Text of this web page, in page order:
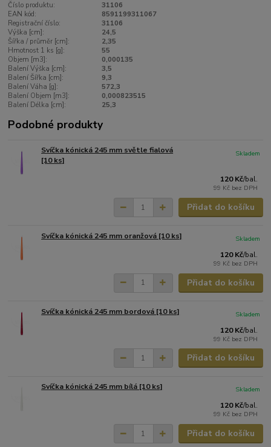
Číslo produktu:
31106
EAN kód:
8591199311067
Registrační číslo:
31106
Výška [cm]:
24,5
Šířka / průměr [cm]:
2,35
Hmotnost 1 ks [g]:
55
Objem [m3]:
0,000135
Balení Výška [cm]:
3,5
Balení Šířka [cm]:
9,3
Balení Váha [g]:
572,3
Balení Objem [m3]:
0,000823515
Balení Délka [cm]:
25,3
Podobné produkty
Svíčka kónická 245 mm světle fialová
[10 ks]
120 Kč/bal.
99 Kč bez DPH
Skladem
Přidat do košíku
Svíčka kónická 245 mm oranžová [10 ks]
120 Kč/bal.
99 Kč bez DPH
Skladem
Přidat do košíku
Svíčka kónická 245 mm bordová [10 ks]
120 Kč/bal.
99 Kč bez DPH
Skladem
Přidat do košíku
Svíčka kónická 245 mm bílá [10 ks]
120 Kč/bal.
99 Kč bez DPH
Skladem
Přidat do košíku